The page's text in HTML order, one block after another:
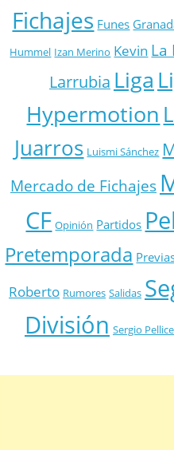
Fichajes Funes
Hummel Izan Merino Kevin La
Larrubia Liga
Hypermotion
Juarros Luismi Sánchez
Mercado de Fichajes
CF Opinión Partidos
Pretemporada
Roberto Rumores Salidas
División Sergio